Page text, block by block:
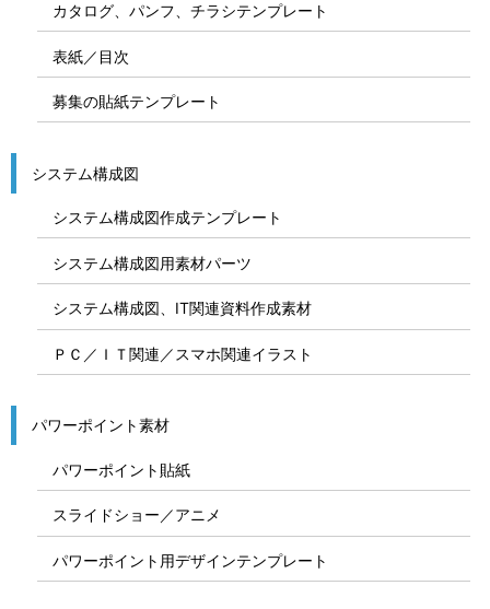
カタログ、パンフ、チラシテンプレート
表紙／目次
募集の貼紙テンプレート
システム構成図
システム構成図作成テンプレート
システム構成図用素材パーツ
システム構成図、IT関連資料作成素材
ＰＣ／ＩＴ関連／スマホ関連イラスト
パワーポイント素材
パワーポイント貼紙
スライドショー／アニメ
パワーポイント用デザインテンプレート